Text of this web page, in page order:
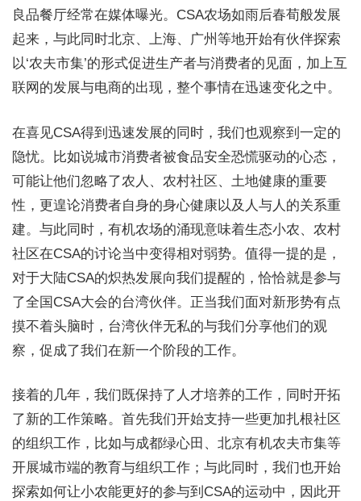
良品餐厅经常在媒体曝光。CSA农场如雨后春荀般发展
起来，与此同时北京、上海、广州等地开始有伙伴探索
以‘农夫市集’的形式促进生产者与消费者的见面，加上互
联网的发展与电商的出现，整个事情在迅速变化之中。
在喜见CSA得到迅速发展的同时，我们也观察到一定的
隐忧。比如说城市消费者被食品安全恐慌驱动的心态，
可能让他们忽略了农人、农村社区、土地健康的重要
性，更遑论消费者自身的身心健康以及人与人的关系重
建。与此同时，有机农场的涌现意味着生态小农、农村
社区在CSA的讨论当中变得相对弱势。值得一提的是，
对于大陆CSA的炽热发展向我们提醒的，恰恰就是参与
了全国CSA大会的台湾伙伴。正当我们面对新形势有点
摸不着头脑时，台湾伙伴无私的与我们分享他们的观
察，促成了我们在新一个阶段的工作。
接着的几年，我们既保持了人才培养的工作，同时开拓
了新的工作策略。首先我们开始支持一些更加扎根社区
的组织工作，比如与成都绿心田、北京有机农夫市集等
开展城市端的教育与组织工作；与此同时，我们也开始
探索如何让小农能更好的参与到CSA的运动中，因此开